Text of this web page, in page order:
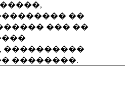
��
��� ��
����������
��������.